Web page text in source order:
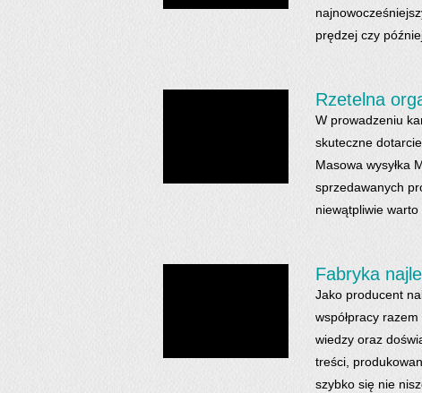
prędzej czy
Rzetelna
W prowadzeniu
skuteczne
Masowa wysyłka
sprzedawanych
niewątpliwie warto
Fabryka
Jako producent
współpracy
wiedzy oraz
treści,
szybko się nie